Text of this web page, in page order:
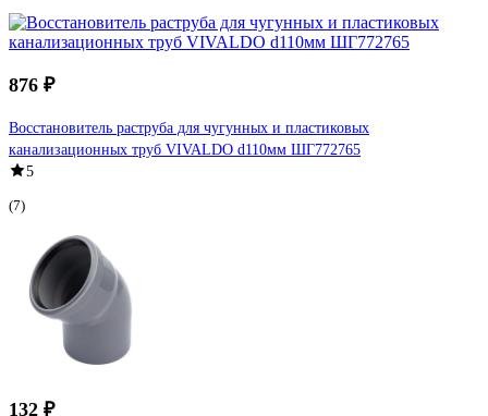
876 ₽
Восстановитель раструба для чугунных и пластиковых
канализационных труб VIVALDO d110мм ШГ772765
5
(7)
132 ₽